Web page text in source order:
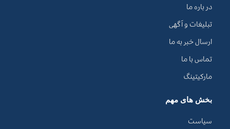
در باره ما
تبلیغات و آگهی
ارسال خبر به ما
تماس با ما
مارکیتینگ
بخش های مهم
سیاست